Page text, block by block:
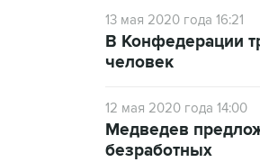
13 мая 2020 года 16:21
В Конфедерации
человек
12 мая 2020 года 14:00
Медведев
безработных